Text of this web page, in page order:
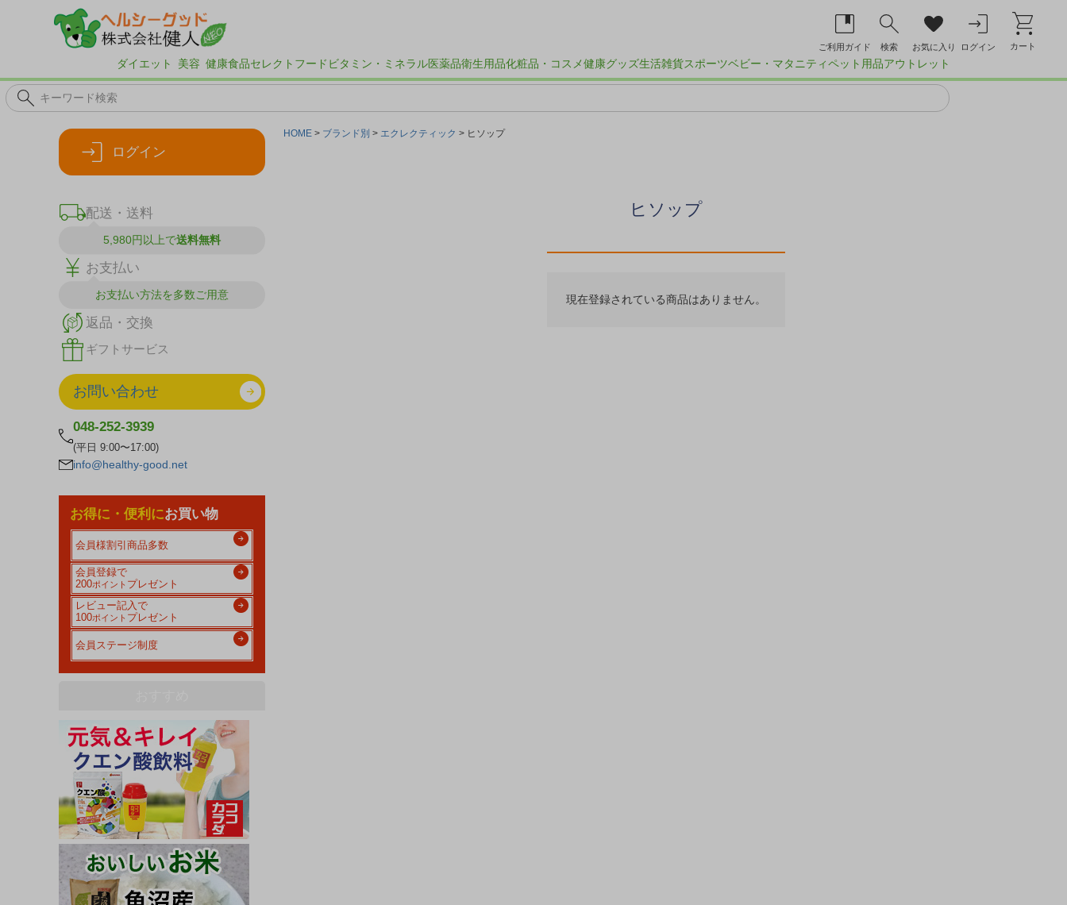
ご利用ガイド 検索 お気に入り ログイン カート
ダイエット 美容 健康食品セレクトフード ビタミン・ミネラル医薬品衛生用品化粧品・コスメ健康グッズ生活雑貨スポーツベビー・マタニティペット用品アウトレット
ログイン
配送・送料
5,980円以上で送料無料
お支払い
お支払い方法を多数ご用意
返品・交換
ギフトサービス
お問い合わせ
048-252-3939
(平日 9:00〜17:00)
info@healthy-good.net
お得に・便利にお買い物
会員様割引商品多数
会員登録で
200ポイント プレゼント
レビュー記入で
100ポイント プレゼント
会員ステージ制度
HOME ブランド別 エクレクティック ヒソップ
ヒソップ
現在登録されている商品はありません。